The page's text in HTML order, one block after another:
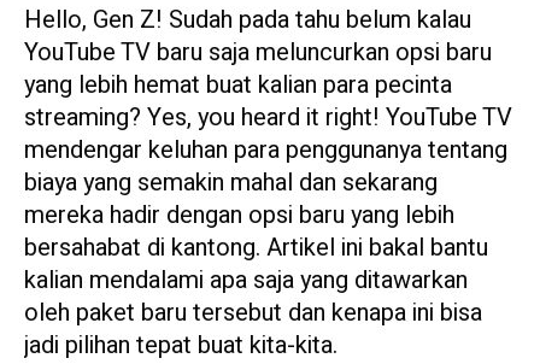
Hello, Gen Z! Sudah pada tahu belum kalau
YouTube TV baru saja meluncurkan opsi baru
yang lebih hemat buat kalian para pecinta
streaming? Yes, you heard it right! YouTube TV
mendengar keluhan para penggunanya tentang
biaya yang semakin mahal dan sekarang
mereka hadir dengan opsi baru yang lebih
bersahabat di kantong. Artikel ini bakal bantu
kalian mendalami apa saja yang ditawarkan
oleh paket baru tersebut dan kenapa ini bisa
jadi pilihan tepat buat kita-kita.